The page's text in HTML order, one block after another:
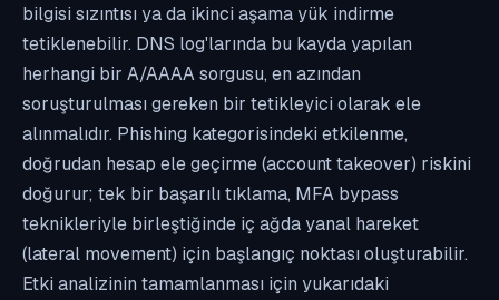
bilgisi sızıntısı ya da ikinci aşama yük indirme
tetiklenebilir. DNS log'larında bu kayda yapılan
herhangi bir A/AAAA sorgusu, en azından
soruşturulması gereken bir tetikleyici olarak ele
alınmalıdır. Phishing kategorisindeki etkilenme,
doğrudan hesap ele geçirme (account takeover) riskini
doğurur; tek bir başarılı tıklama, MFA bypass
teknikleriyle birleştiğinde iç ağda yanal hareket
(lateral movement) için başlangıç noktası oluşturabilir.
Etki analizinin tamamlanması için yukarıdaki